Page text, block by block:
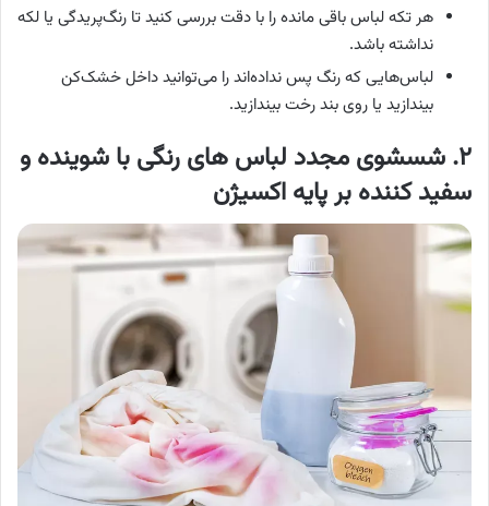
هر تکه لباس باقی مانده را با دقت بررسی کنید تا رنگ‌پریدگی یا لکه
نداشته باشد.
لباس‌هایی که رنگ پس نداده‌اند را می‌توانید داخل خشک‌کن
بیندازید یا روی بند رخت بیندازید.
۲. شسشوی مجدد لباس های رنگی با شوینده و
سفید کننده بر پایه اکسیژن